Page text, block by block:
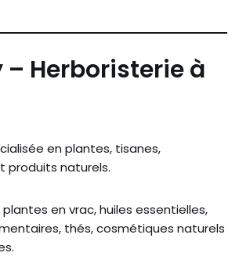
– Herboristerieà
en plantes, tisanes,
produits naturels.
plantes en vrac,huiles essentielles,
thés,cosmétiques naturels